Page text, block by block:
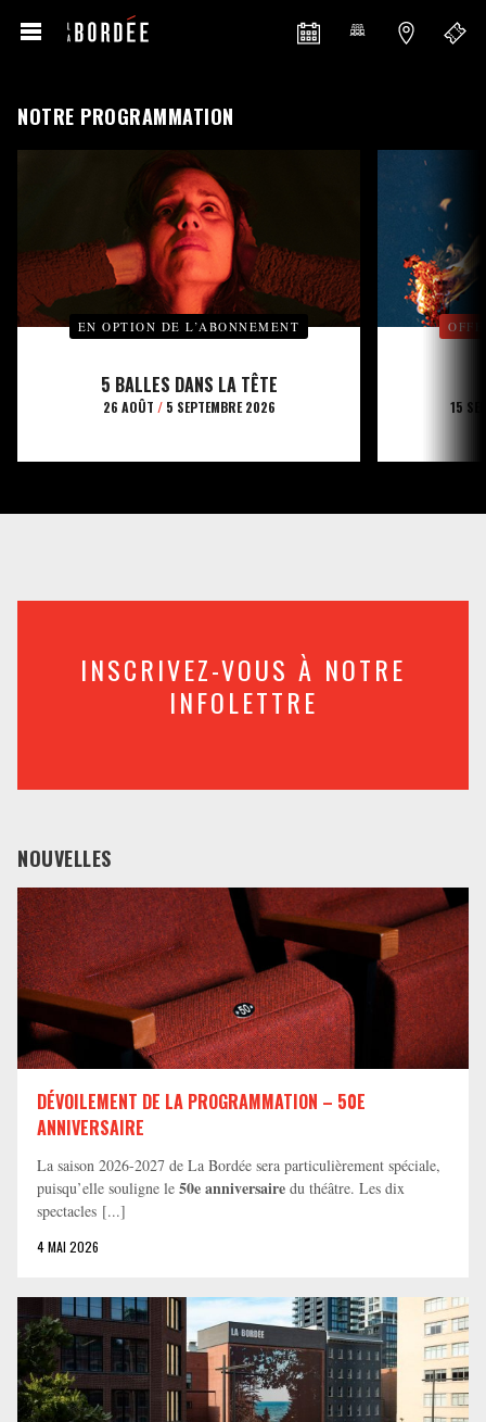
NOTRE PROGRAMMATION
EN OPTION DE L’ABONNEMENT
5 BALLES DANS LA TÊTE
26 AOÛT /5 SEPTEMBRE 2026 15
INSCRIVEZ-VOUS À NOTRE
INFOLETTRE
NOUVELLES
DÉVOILEMENT DE LA PROGRAMMATION – 50E
ANNIVERSAIRE
La saison 2026-2027 de La Bordée sera particulièrement spéciale,
puisqu’elle souligne le 50e anniversaire du théâtre. Les dix
spectacles [...]
4 MAI 2026